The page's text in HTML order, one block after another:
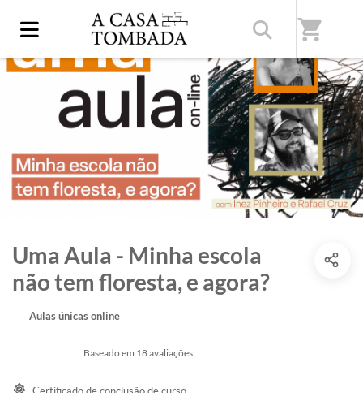
shopping_cart
Uma Aula - Minha escola
não tem floresta, e agora?
Baseado em 18 avaliações
Aulas únicas online
Certificado de conclusão de curso